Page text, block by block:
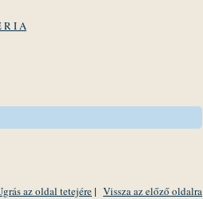
R I A
az oldal tetejére| Vissza az előző oldalra